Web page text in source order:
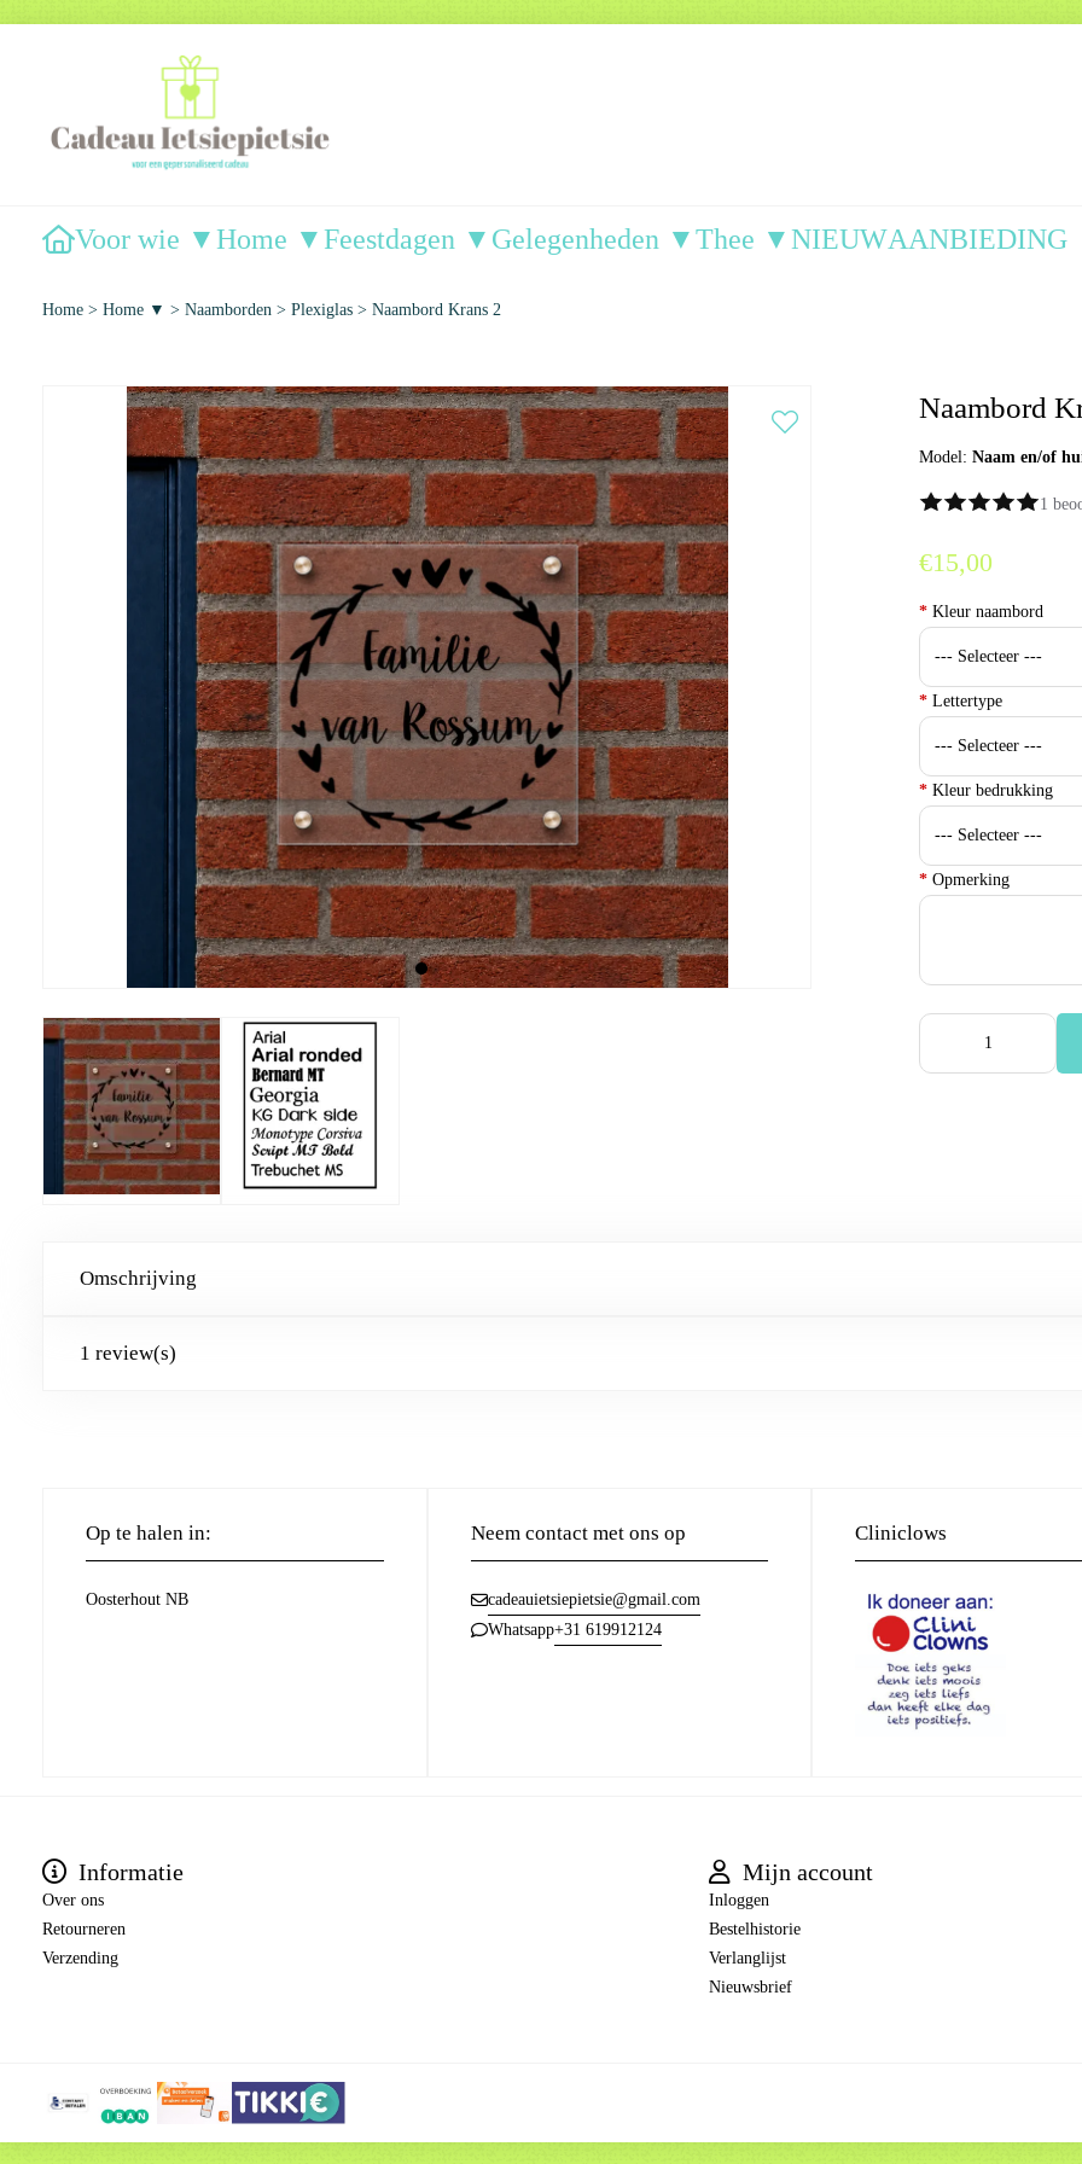
Voor wie ▼Home ▼Feestdagen ▼ Gelegenheden ▼Thee ▼NIEUWAANBIEDING
Home > Home ▼ > Naamborden > Plexiglas > Naambord Krans 2
Naambord
Model:Naam en/of
1
€15,00
* Kleur naambord
* Lettertype
* Kleur bedrukking
* Opmerking
Omschrijving
1 review(s)
Op te halen in:
Oosterhout NB
Neem contact met ons op
cadeauietsiepietsie@gmail.com
Whatsapp+31 619912124
Cliniclows
Informatie
Over ons
Retourneren
Verzending
Mijn account
Inloggen
Bestelhistorie
Verlanglijst
Nieuwsbrief